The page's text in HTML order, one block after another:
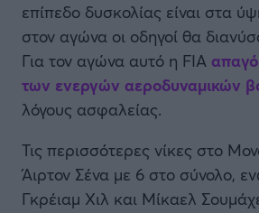
επίπεδο δυσκολίας είναι στα
στον αγώνα οι οδηγοί θα
Για τον αγώνα αυτό η FIA
των ενεργών αεροδυναμικών
λόγους ασφαλείας.
Τις περισσότερες νίκες στο
Άιρτον Σένα με 6 στο σύνολο,
Γκρέιαμ Χιλ και Μίκαελ